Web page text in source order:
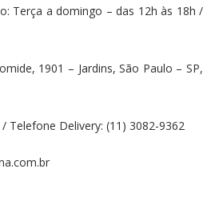
Terça a domingo – das 12h às 18h /
1901 – Jardins, São Paulo – SP,
Telefone Delivery: (11) 3082-9362